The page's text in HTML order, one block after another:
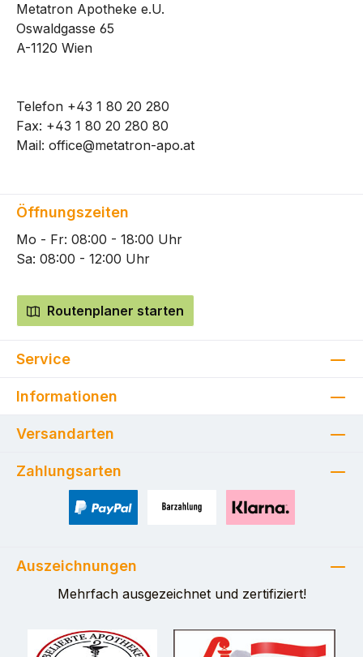
Metatron Apotheke e.U.
Oswaldgasse 65
A-1120 Wien
Telefon +43 1 80 20 280
Fax: +43 1 80 20 280 80
Mail: office@metatron-apo.at
Öffnungszeiten
Mo - Fr: 08:00 - 18:00 Uhr
Sa: 08:00 - 12:00 Uhr
Routenplaner starten
Service
Informationen
Versandarten
Zahlungsarten
Auszeichnungen
Mehrfach ausgezeichnet und zertifiziert!